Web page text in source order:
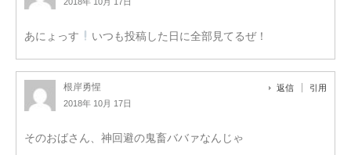
あにょっす いつも投稿した日に全部見てるぜ！
根岸勇惺
2018年 10月 17日
返信 引用
そのおばさん、神回避の鬼畜ババァなんじゃ